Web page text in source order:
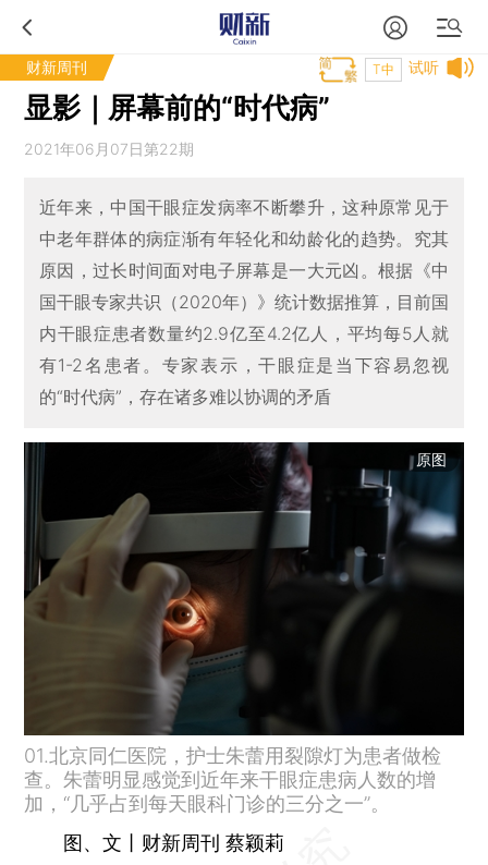
财新周刊 试听
T中
显影｜屏幕前的“时代病”
2021年06月07日第22期
近年来，中国干眼症发病率不断攀升，这种原常见于
中老年群体的病症渐有年轻化和幼龄化的趋势。究其
原因，过长时间面对电子屏幕是一大元凶。根据《中
国干眼专家共识（2020年）》统计数据推算，目前国
内干眼症患者数量约2.9亿至4.2亿人，平均每5人就
有1-2名患者。专家表示，干眼症是当下容易忽视
的“时代病”，存在诸多难以协调的矛盾
原图
01.北京同仁医院，护士朱蕾用裂隙灯为患者做检
查。朱蕾明显感觉到近年来干眼症患病人数的增
加，“几乎占到每天眼科门诊的三分之一”。
图、文丨财新周刊 蔡颖莉